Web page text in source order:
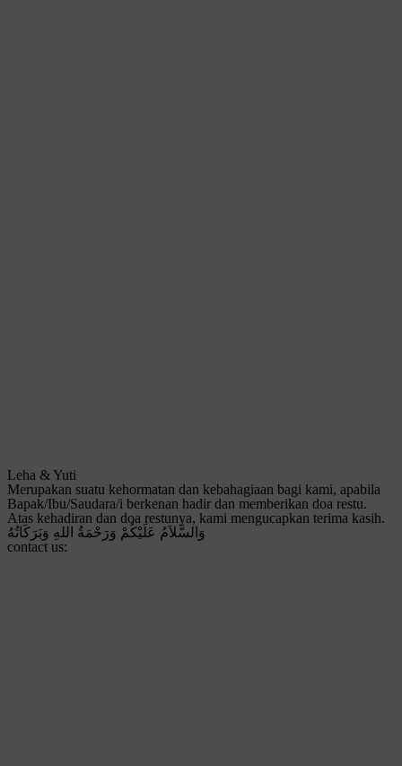
Leha & Yuti
Merupakan suatu kehormatan dan kebahagiaan bagi kami, apabila
Bapak/Ibu/Saudara/i berkenan hadir dan memberikan doa restu.
Atas kehadiran dan doa restunya, kami mengucapkan terima kasih.
وَالسَّلاَمُ عَلَيْكُمْ وَرَحْمَةُ اللهِ وَبَرَكَاتُهُ
contact us: